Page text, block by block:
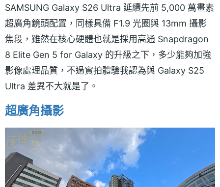
SAMSUNG Galaxy S26 Ultra 延續先前 5,000 萬畫素
超廣角鏡頭配置，同樣具備 F1.9 光圈與 13mm 攝影
焦段，雖然在核心硬體也就是採用高通 Snapdragon
8 Elite Gen 5 for Galaxy 的升級之下，多少能夠加強
影像處理品質，不過實拍體驗我認為與 Galaxy S25
Ultra 差異不大就是了。
超廣角攝影